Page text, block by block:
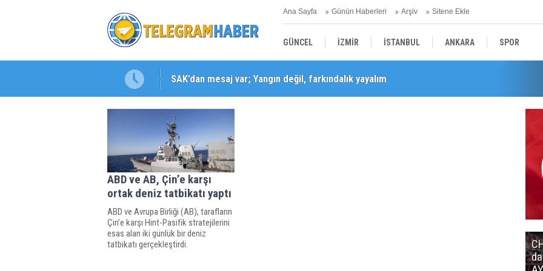
Ana Sayfa Günün Haberleri Arşiv Sitene Ekle
GÜNCEL İZMİR İSTANBUL ANKARA SPOR
YEREL SAĞLIK
Karabağlar ‘da Gazeteci Barış Selçuk saygıyla anıldı
ABD ve AB, Çin’e karşı
ortak deniz tatbikatı yaptı
ABD ve Avrupa Birliği (AB), tarafların
Çin’e karşı Hint-Pasifik stratejilerini
esas alan iki günlük bir deniz
tatbikatı gerçekleştirdi.